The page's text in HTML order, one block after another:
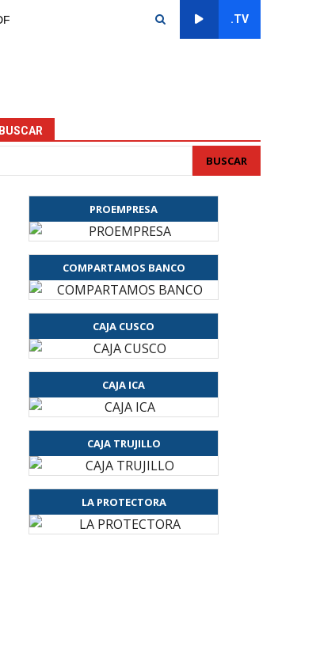
.TV
BUSCAR
BUSCAR
PROEMPRESA
COMPARTAMOS BANCO
CAJA CUSCO
CAJA ICA
CAJA TRUJILLO
LA PROTECTORA